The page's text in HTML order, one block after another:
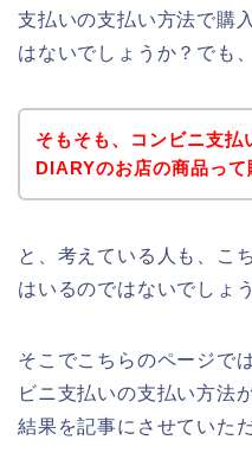
支払いの支払い方法で購
はないでしょうか？でも
そもそも、コンビニ支払
DIARYのお店の商品って
と、考えている人も、こ
はいるのではないでしょ
そこでこちらのページで
ビニ支払いの支払い方法
結果を記事にさせていた